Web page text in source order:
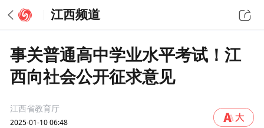
江西频道
事关普通高中学业水平考试！江
西向社会公开征求意见
江西省教育厅
2025-01-10 06:48